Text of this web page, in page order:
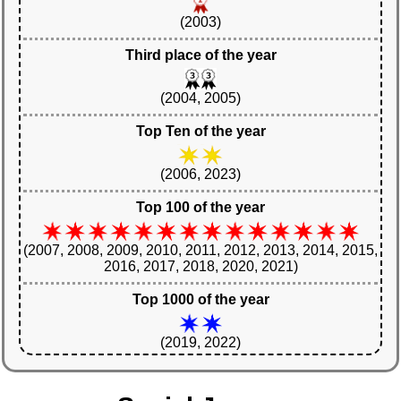
(2003)
Third place of the year
(2004, 2005)
Top Ten of the year
(2006, 2023)
Top 100 of the year
(2007, 2008, 2009, 2010, 2011, 2012, 2013, 2014, 2015,
2016, 2017, 2018, 2020, 2021)
Top 1000 of the year
(2019, 2022)